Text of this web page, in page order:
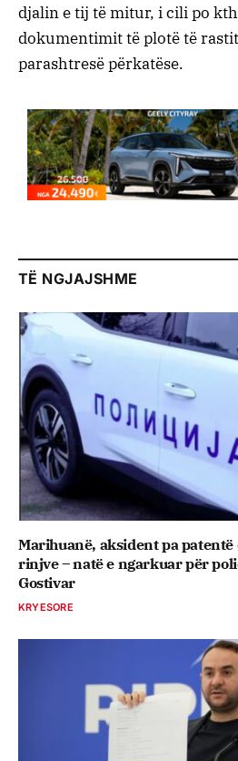
djalin e tij të mitur, i cili po
dokumentimit të plotë të
parashtresë përkatëse.
TË NGJAJSHME
Marihuanë, aksident pa patentë
rinjve – natë e ngarkuar për
Gostivar
KRYESORE